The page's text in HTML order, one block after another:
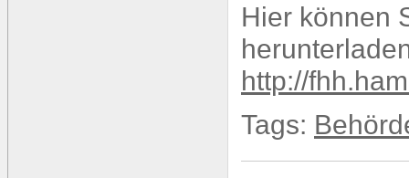
Hier können
http://
Tags: